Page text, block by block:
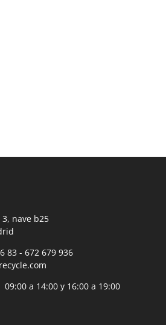
nave b25
83 - 672 679 936
09:00 a 14:00 y 16:00 a 19:00